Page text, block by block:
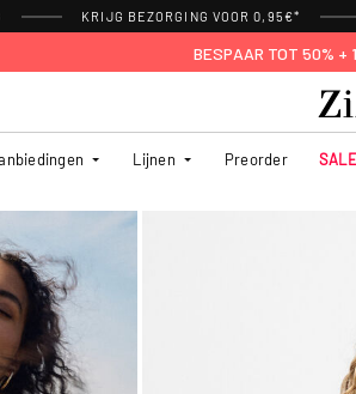
KRIJG BEZORGING VOOR 0,95€*
BESPAAR TOT 50% +
Lijnen Preorder SALE